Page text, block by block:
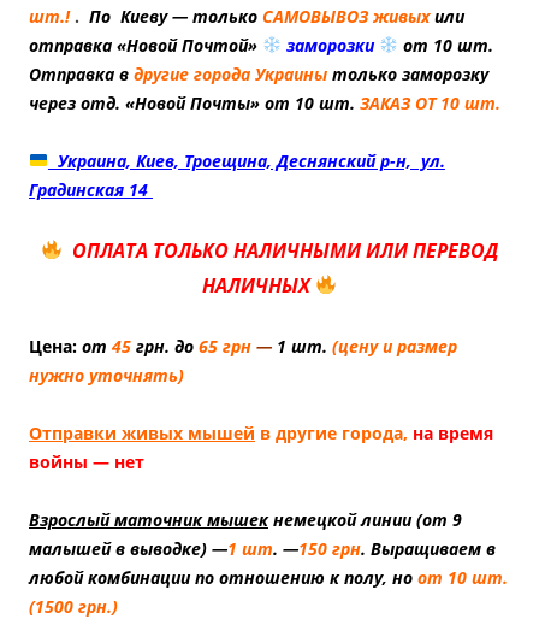
шт.!. По Киеву — только САМОВЫВОЗ живыхили
отправка «Новой Почтой»
заморозки
от 10 шт.
Отправка в другие города Украины только заморозку
через отд. «Новой Почты» от 10 шт. ЗАКАЗ ОТ 10 шт.
Украина, Киев, Троещина, Деснянский р-н, ул.
Градинская 14
ОПЛАТА ТОЛЬКО НАЛИЧНЫМИ ИЛИ ПЕРЕВОД
НАЛИЧНЫХ
Цена: от 45 грн. до 65 грн — 1 шт. (цену и размер
нужно уточнять)
Отправки живых мышей в другие города, на время
войны — нет
Взрослый маточник мышекнемецкой линии (от 9
малышей в выводке) —1 шт. —150 грн. Выращиваем в
любой комбинации по отношению к полу, но от 10 шт.
(1500 грн.)